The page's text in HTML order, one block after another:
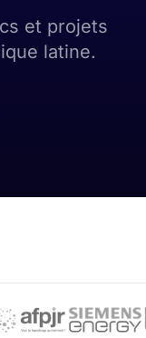
et projets
latine.